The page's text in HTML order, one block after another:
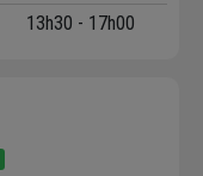
13h30 - 17h00